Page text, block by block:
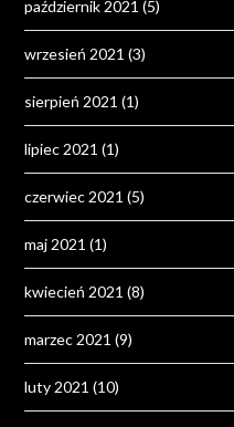
październik 2021 (5)
wrzesień 2021 (3)
sierpień 2021 (1)
lipiec 2021 (1)
czerwiec 2021 (5)
maj 2021 (1)
kwiecień 2021 (8)
marzec 2021 (9)
luty 2021 (10)